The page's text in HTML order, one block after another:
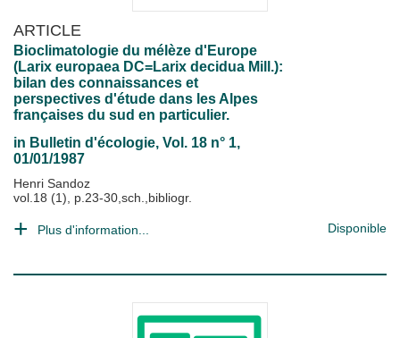
ARTICLE
Bioclimatologie du mélèze d'Europe
(Larix europaea DC=Larix decidua Mill.):
bilan des connaissances et
perspectives d'étude dans les Alpes
françaises du sud en particulier.
in Bulletin d'écologie, Vol. 18 n° 1,
01/01/1987
Henri Sandoz
vol.18 (1), p.23-30,sch.,bibliogr.
Plus d'information... Disponible